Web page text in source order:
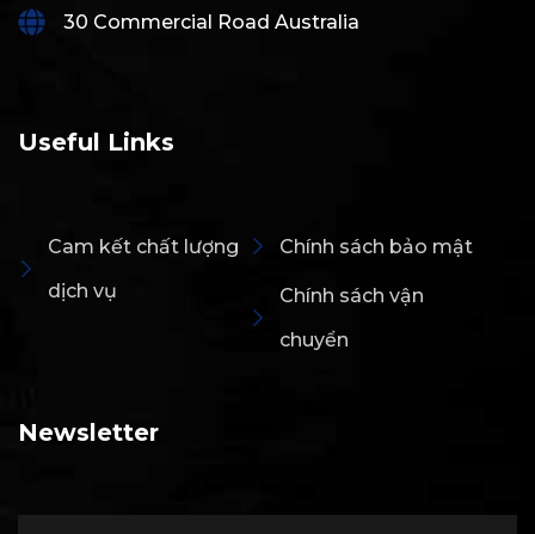
30 Commercial Road Australia
Useful Links
Cam kết chất lượng
dịch vụ
Chính sách bảo mật
Chính sách vận
chuyển
Newsletter